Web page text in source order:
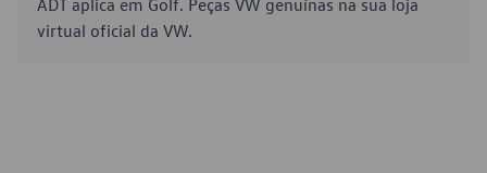
ADT aplica em Golf. Peças VW genuínas na sua loja
virtual oficial da VW.